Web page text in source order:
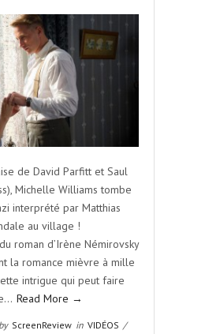
de David Parfitt et Saul
Michelle Williams tombe
interprété par Matthias
au village !
roman d’Irène Némirovsky
la romance mièvre à mille
intrigue qui peut faire
Read More →
ScreenReview in VIDÉOS /